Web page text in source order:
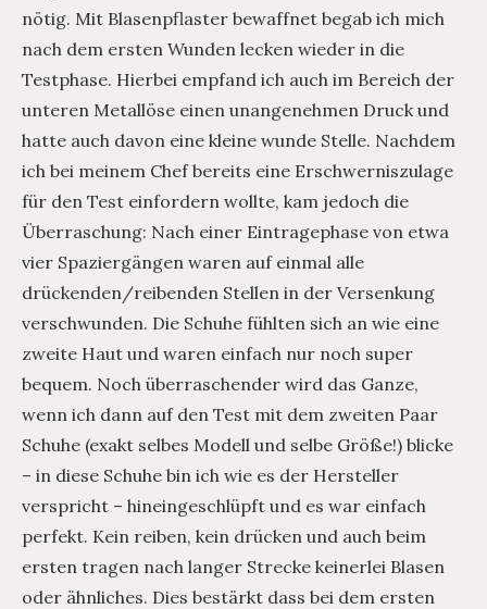
nötig. Mit Blasenpflaster bewaffnet begab ich mich
nach dem ersten Wunden lecken wieder in die
Testphase. Hierbei empfand ich auch im Bereich der
unteren Metallöse einen unangenehmen Druck und
hatte auch davon eine kleine wunde Stelle. Nachdem
ich bei meinem Chef bereits eine Erschwerniszulage
für den Test einfordern wollte, kam jedoch die
Überraschung: Nach einer Eintragephase von etwa
vier Spaziergängen waren auf einmal alle
drückenden/reibenden Stellen in der Versenkung
verschwunden. Die Schuhe fühlten sich an wie eine
zweite Haut und waren einfach nur noch super
bequem. Noch überraschender wird das Ganze,
wenn ich dann auf den Test mit dem zweiten Paar
Schuhe (exakt selbes Modell und selbe Größe!) blicke
– in diese Schuhe bin ich wie es der Hersteller
verspricht – hineingeschlüpft und es war einfach
perfekt. Kein reiben, kein drücken und auch beim
ersten tragen nach langer Strecke keinerlei Blasen
oder ähnliches. Dies bestärkt dass bei dem ersten